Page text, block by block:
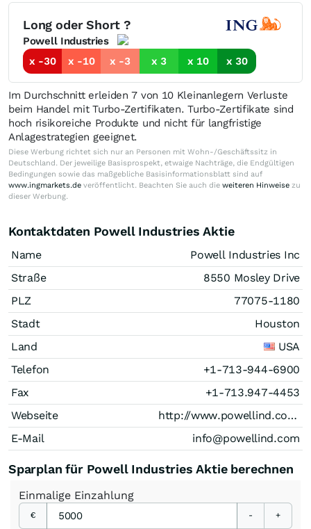
Long oder Short ?
Powell Industries
x -30
x -10 x -3 x 3 x 10 x 30
Im Durchschnitt erleiden 7 von 10 Kleinanlegern Verluste
beim Handel mit Turbo-Zertifikaten. Turbo-Zertifikate sind
hoch risikoreiche Produkte und nicht für langfristige
Anlagestrategien geeignet.
Diese Werbung richtet sich nur an Personen mit Wohn-/Geschäftssitz in
Deutschland. Der jeweilige Basisprospekt, etwaige Nachträge, die Endgültigen
Bedingungen sowie das maßgebliche Basisinformationsblatt sind auf
www.ingmarkets.de veröffentlicht. Beachten Sie auch die weiteren Hinweise zu
dieser Werbung.
Kontaktdaten Powell Industries Aktie
Name
Powell Industries Inc
Straße
8550 Mosley Drive
PLZ
77075-1180
Stadt
Houston
Land
USA
Telefon
+1-713-944-6900
Fax
+1-713.947-4453
Webseite
http://www.powellind.com/
E-Mail
info@powellind.com
Sparplan für Powell Industries Aktie berechnen
Einmalige Einzahlung
€ - +